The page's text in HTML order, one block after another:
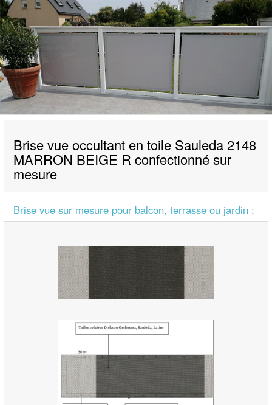
Brise vue occultant en toile Sauleda 2148
MARRON BEIGE R confectionné sur
mesure
Brise vue sur mesure pour balcon, terrasse ou jardin :